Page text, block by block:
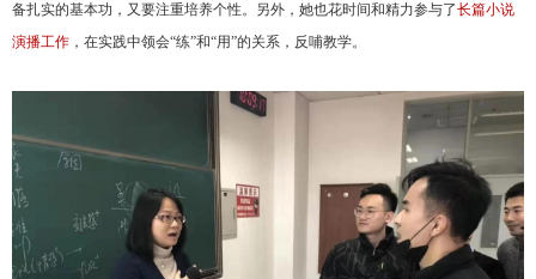
备扎实的基本功，又要注重培养个性。另外，她也花时间和精力参与了长篇小说
演播工作 ，在实践中领会“练”和“用”的关系，反哺教学。